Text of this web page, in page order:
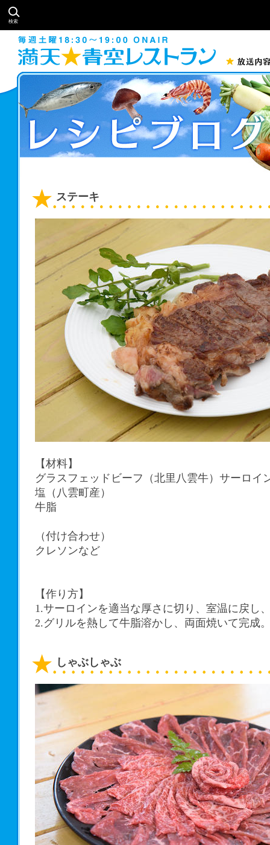
検索
ステーキ
【材料】
グラスフェッドビーフ（北里八雲牛）サーロイ
塩（八雲町産）
牛脂
（付け合わせ）
クレソンなど
【作り方】
1.サーロインを適当な厚さに切り、室温に戻し
2.グリルを熱して牛脂溶かし、両面焼いて完成
しゃぶしゃぶ